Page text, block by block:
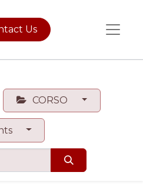
Us
CORSO